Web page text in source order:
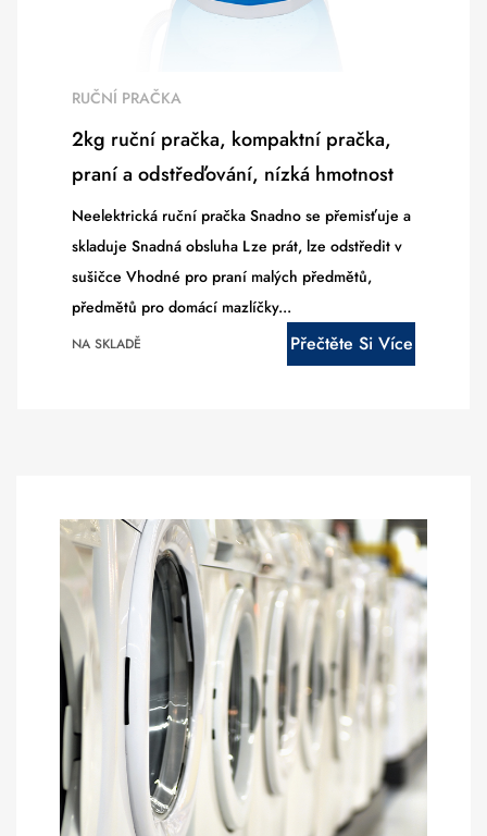
RUČNÍ PRAČKA
2kg ruční pračka, kompaktní pračka,
praní a odstřeďování, nízká hmotnost
Neelektrická ruční pračka Snadno se přemisťuje a
skladuje Snadná obsluha Lze prát, lze odstředit v
sušičce Vhodné pro praní malých předmětů,
předmětů pro domácí mazlíčky...
NA SKLADĚ Přečtěte Si Více